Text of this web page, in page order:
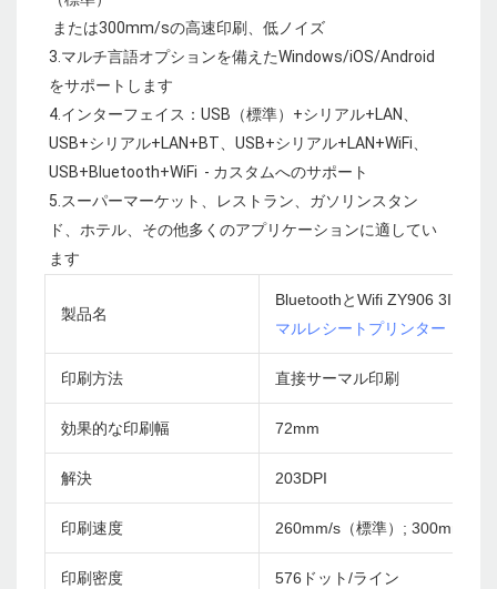
3.マルチ言語オプションを備えたWindows/iOS/Android
をサポートします
4.インターフェイス：USB（標準）+シリアル+LAN、
USB+シリアル+LAN+BT、USB+シリアル+LAN+WiFi、
USB+Bluetooth+WiFi  - カスタムへのサポート
5.スーパーマーケット、レストラン、ガソリンスタン
ド、ホテル、その他多くのアプリケーションに適してい
製品名
BluetoothとWifi ZY906 3INCH
マルレシートプリンター
印刷方法 直接サーマル印刷
効果的な印刷幅 72mm
解決 203DPI
印刷速度 260mm/s（標準）; 300mm/s
印刷密度 576ドット/ライン